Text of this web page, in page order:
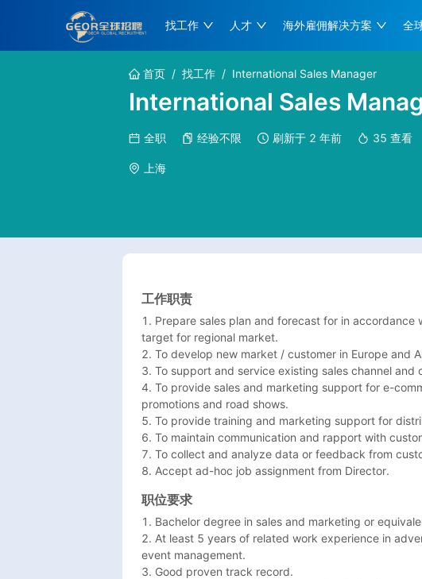
找工作 人才 海外雇佣解决方案 全
首页 / 找工作 / International Sales Manager
International Sales
全职 经验不限 刷新于 2 年前 35 查看
上海
工作职责
1. Prepare sales plan and forecast for in
target for regional market.
2. To develop new market / customer in Europe and
3. To support and service existing sales channel and
4. To provide sales and marketing support for e-
promotions and road shows.
5. To provide training and marketing support for
6. To maintain communication and rapport with
7. To collect and analyze data or feedback from
8. Accept ad-hoc job assignment from Director.
职位要求
1. Bachelor degree in sales and marketing or
2. At least 5 years of related work experience in
event management.
3. Good proven track record.